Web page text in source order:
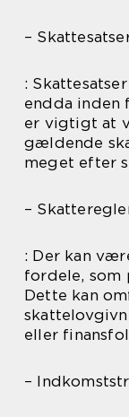
–
:
endda inden
er vigtigt at
gældende
meget efter
–
: Der kan
fordele, som
Dette kan
eller
–